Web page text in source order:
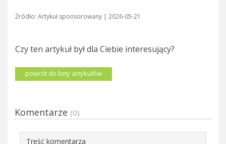
Źródło: Artykuł sponsorowany | 2026-05-21
Czy ten artykuł był dla Ciebie interesujący?
powrót do listy artykułów
Komentarze (0)